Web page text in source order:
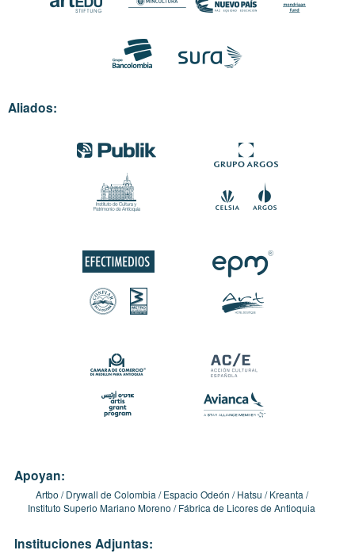
Aliados:
Apoyan:
Artbo Drywall de Colombia Espacio Odeón Hatsu
Kreanta
Instituto Superio Mariano Moreno
Fábrica de Licores de Antioquia
Instituciones Adjuntas: